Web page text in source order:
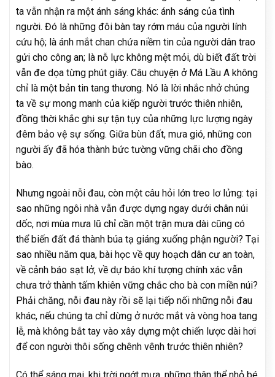
ta vẫn nhận ra một ánh sáng khác: ánh sáng của tình
người. Đó là những đôi bàn tay rớm máu của người lính
cứu hộ; là ánh mắt chan chứa niềm tin của người dân trao
gửi cho công an; là nỗ lực không mệt mỏi, dù biết đất trời
vẫn đe dọa từng phút giây. Câu chuyện ở Má Lầu A không
chỉ là một bản tin tang thương. Nó là lời nhắc nhở chúng
ta về sự mong manh của kiếp người trước thiên nhiên,
đồng thời khắc ghi sự tận tụy của những lực lượng ngày
đêm bảo vệ sự sống. Giữa bùn đất, mưa gió, những con
người ấy đã hóa thành bức tường vững chãi cho đồng
bào.
Nhưng ngoài nỗi đau, còn một câu hỏi lớn treo lơ lửng: tại
sao những ngôi nhà vẫn được dựng ngay dưới chân núi
dốc, nơi mùa mưa lũ chỉ cần một trận mưa dài cũng có
thể biến đất đá thành búa tạ giáng xuống phận người? Tại
sao nhiều năm qua, bài học về quy hoạch dân cư an toàn,
về cảnh báo sạt lở, về dự báo khí tượng chính xác vẫn
chưa trở thành tấm khiên vững chắc cho bà con miền núi?
Phải chăng, nỗi đau này rồi sẽ lại tiếp nối những nỗi đau
khác, nếu chúng ta chỉ dừng ở nước mắt và vòng hoa tang
lễ, mà không bắt tay vào xây dựng một chiến lược dài hơi
để con người thôi sống chênh vênh trước thiên nhiên?